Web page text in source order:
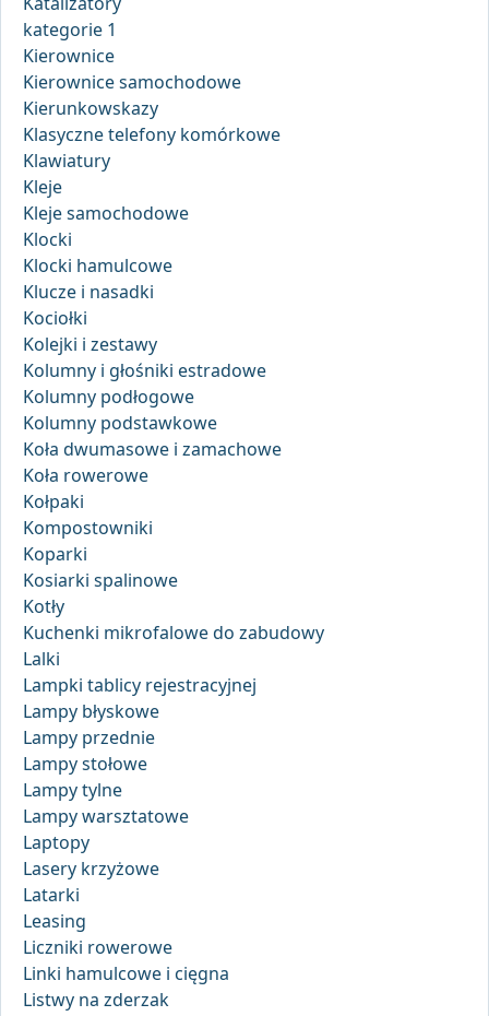
kategorie 1
Kierownice
Kierownice samochodowe
Kierunkowskazy
Klasyczne telefony komórkowe
Klawiatury
Kleje
Kleje samochodowe
Klocki
Klocki hamulcowe
Klucze i nasadki
Kociołki
Kolejki i zestawy
Kolumny i głośniki estradowe
Kolumny podłogowe
Kolumny podstawkowe
Koła dwumasowe i zamachowe
Koła rowerowe
Kołpaki
Kompostowniki
Koparki
Kosiarki spalinowe
Kotły
Kuchenki mikrofalowe do zabudowy
Lalki
Lampki tablicy rejestracyjnej
Lampy błyskowe
Lampy przednie
Lampy stołowe
Lampy tylne
Lampy warsztatowe
Laptopy
Lasery krzyżowe
Latarki
Leasing
Liczniki rowerowe
Linki hamulcowe i cięgna
Listwy na zderzak